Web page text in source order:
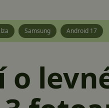
Samsung Android 17
o